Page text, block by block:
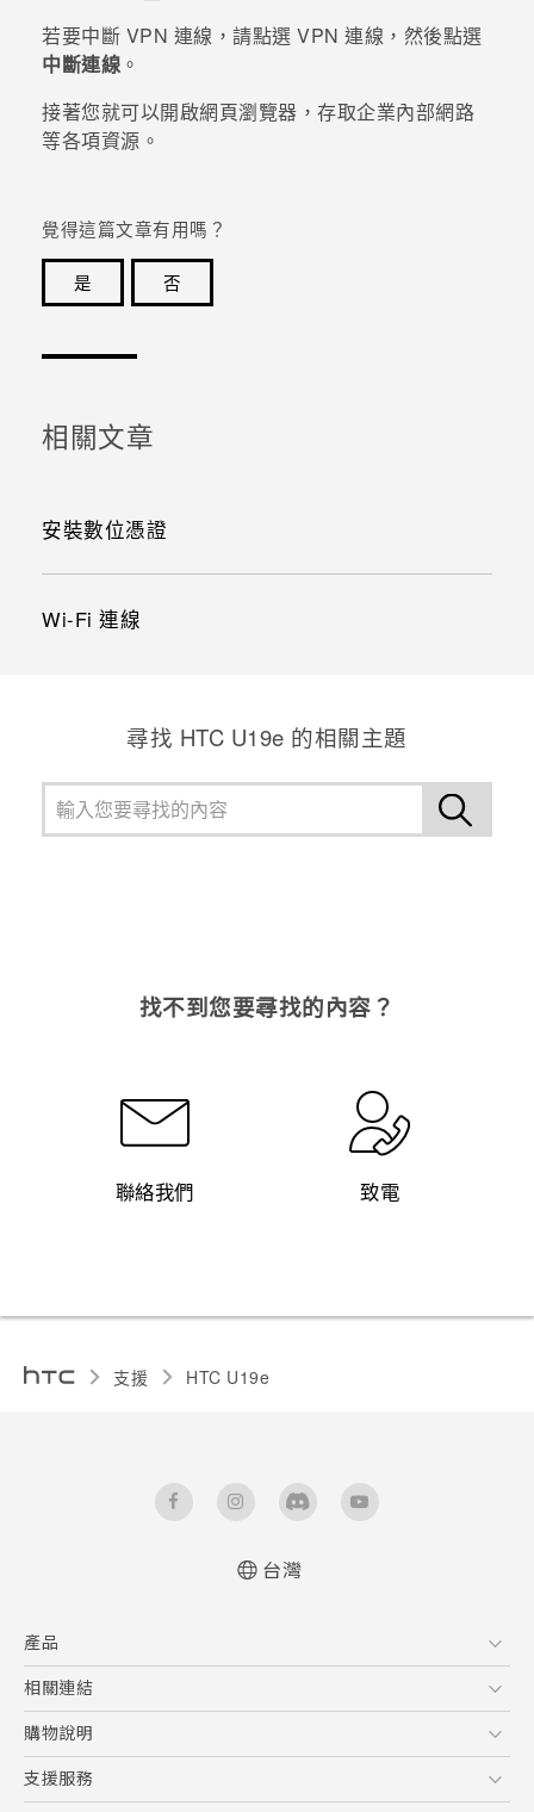
若要中斷 VPN 連線，請點選 VPN 連線，然後點選
中斷連線 。
接著您就可以開啟網頁瀏覽器，存取企業內部網路
等各項資源。
覺得這篇文章有用嗎？
是
否
相關文章
安裝數位憑證
Wi-Fi 連線
尋找 HTC U19e 的相關主題
找不到您要尋找的內容？
聯絡我們 致電
支援 HTC U19e‎
User manual
台灣
產品
5G
智慧型手機
配件
相關連結
HTC Research
購物說明
購物須知
支援服務